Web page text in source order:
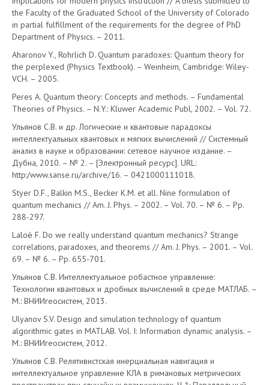
the Faculty of the Graduated School of the University of Colorado
in partial fulfillment of the requirements for the degree of PhD
Department of Physics. – 2011.
Aharonov Y., Rohrlich D. Quantum paradoxes: Quantum theory for
the perplexed (Physics Textbook). – Weinheim, Cambridge: Wiley-
VCH. – 2005.
Peres A. Quantum theory: Concepts and methods. – Fundamental
Theories of Physics. – N.Y.: Kluwer Academic Publ, 2002. – Vol. 72.
Ульянов С.В. и др. Логические и квантовые парадоксы
интеллектуальных квантовых и мягких вычислений // Системный
анализ в науке и образовании: сетевое научное издание. –
Дубна, 2010. – № 2. – [Электронный ресурс]. URL:
http:/www.sanse.ru/archive/16. – 0421000111018.
Styer D.F., Balkin M.S., Becker K.M. et all. Nine formulation of
quantum mechanics // Am. J. Phys. – 2002. – Vol. 70. – № 6. – Pp.
288-297.
Laloѐ F. Do we really understand quantum mechanics? Strange
correlations, paradoxes, and theorems // Am. J. Phys. – 2001. – Vol.
69. – № 6. – Pp. 655-701.
Ульянов С.В. Интеллектуальное робастное управление:
Технологии квантовых и дробных вычислений в среде МАТЛАБ. –
М.: ВНИИгеосистем, 2013.
Ulyanov S.V. Design and simulation technology of quantum
algorithmic gates in MATLAB. Vol. I: Information dynamic analysis. –
М.: ВНИИгеосистем, 2012.
Ульянов С.В. Релятивистская инерциальная навигация и
интеллектуальное управление КЛА в римановых метрических